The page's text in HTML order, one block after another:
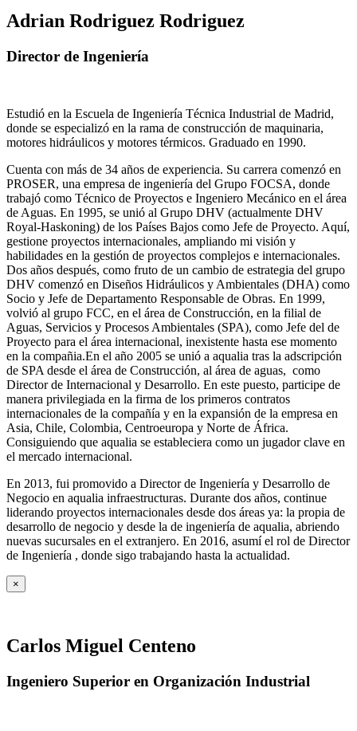
Adrian Rodriguez Rodriguez
Director de Ingeniería
Estudió en la Escuela de Ingeniería Técnica Industrial de Madrid,
donde se especializó en la rama de construcción de maquinaria,
motores hidráulicos y motores térmicos. Graduado en 1990.
Cuenta con más de 34 años de experiencia. Su carrera comenzó en
PROSER, una empresa de ingeniería del Grupo FOCSA, donde
trabajó como Técnico de Proyectos e Ingeniero Mecánico en el área
de Aguas. En 1995, se unió al Grupo DHV (actualmente DHV
Royal-Haskoning) de los Países Bajos como Jefe de Proyecto. Aquí,
gestione proyectos internacionales, ampliando mi visión y
habilidades en la gestión de proyectos complejos e internacionales.
Dos años después, como fruto de un cambio de estrategia del grupo
DHV comenzó en Diseños Hidráulicos y Ambientales (DHA) como
Socio y Jefe de Departamento Responsable de Obras. En 1999,
volvió al grupo FCC, en el área de Construcción, en la filial de
Aguas, Servicios y Procesos Ambientales (SPA), como Jefe del de
Proyecto para el área internacional, inexistente hasta ese momento
en la compañia.En el año 2005 se unió a aqualia tras la adscripción
de SPA desde el área de Construcción, al área de aguas, como
Director de Internacional y Desarrollo. En este puesto, participe de
manera privilegiada en la firma de los primeros contratos
internacionales de la compañía y en la expansión de la empresa en
Asia, Chile, Colombia, Centroeuropa y Norte de África.
Consiguiendo que aqualia se estableciera como un jugador clave en
el mercado internacional.
En 2013, fui promovido a Director de Ingeniería y Desarrollo de
Negocio en aqualia infraestructuras. Durante dos años, continue
liderando proyectos internacionales desde dos áreas ya: la propia de
desarrollo de negocio y desde la de ingeniería de aqualia, abriendo
nuevas sucursales en el extranjero. En 2016, asumí el rol de Director
de Ingeniería , donde sigo trabajando hasta la actualidad.
×
Carlos Miguel Centeno
Ingeniero Superior en Organización Industrial